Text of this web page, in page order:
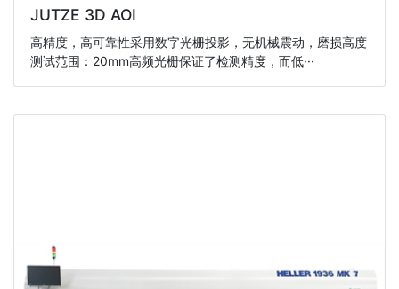
JUTZE 3D AOI
高精度，高可靠性采用数字光栅投影，无机械震动，磨损高度
测试范围：20mm高频光栅保证了检测精度，而低···